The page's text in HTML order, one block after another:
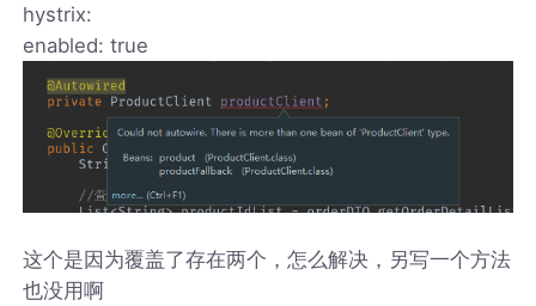
hystrix:
enabled: true
这个是因为覆盖了存在两个，怎么解决，另写一个方法
也没用啊